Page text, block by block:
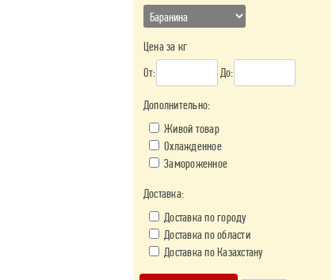
Цена за кг
От:
До:
Дополнительно:
Живой товар
Охлажденное
Замороженное
Доставка:
Доставка по городу
Доставка по области
Доставка по Казахстану